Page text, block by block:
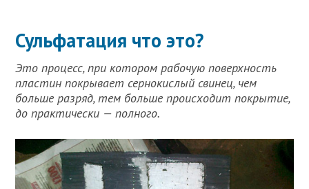
Сульфатация что это?
Это процесс, при котором рабочую поверхность
пластин покрывает сернокислый свинец, чем
больше разряд, тем больше происходит покрытие,
до практически — полного.